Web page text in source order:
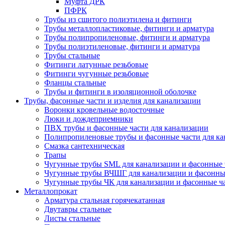
ПФРК
Трубы из сшитого полиэтилена и фитинги
Трубы металлопластиковые, фитинги и арматура
Трубы полипропиленовые, фитинги и арматура
Трубы полиэтиленовые, фитинги и арматура
Трубы стальные
Фитинги латунные резьбовые
Фитинги чугунные резьбовые
Фланцы стальные
Трубы и фитинги в изоляционной оболочке
Трубы, фасонные части и изделия для канализации
Воронки кровельные водосточные
Люки и дождеприемники
ПВХ трубы и фасонные части для канализации
Полипропиленовые трубы и фасонные части для
Смазка сантехническая
Трапы
Чугунные трубы SML для канализации и фасонные
Чугунные трубы ВЧШГ для канализации и
Чугунные трубы ЧК для канализации и фасонные
Металлопрокат
Арматура стальная горячекатанная
Двутавры стальные
Листы стальные